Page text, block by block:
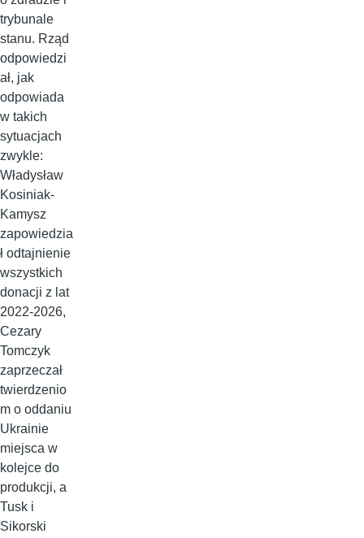
trybunale
stanu. Rząd
odpowiedzi
ał, jak
odpowiada
w takich
sytuacjach
zwykle:
Władysław
Kosiniak-
Kamysz
zapowiedzia
ł odtajnienie
wszystkich
donacji z lat
2022-2026,
Cezary
Tomczyk
zaprzeczał
twierdzenio
m o oddaniu
Ukrainie
miejsca w
kolejce do
produkcji, a
Tusk i
Sikorski